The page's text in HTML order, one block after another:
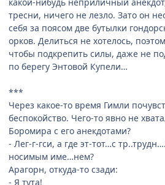
тресни, ничего не лезло. Зато он
себя за поясом две бутылки
орков. Делиться не хотелось,
чтобы подкрепить силы, даже не
по берегу Энтовой Купели…
***
Через какое-то время Гимли
беспокойство. Чего-то явно не
Боромира с его анекдотами?
- Лег-г-гси, а где эт-тот…с
носимым име…нем?
Арагорн, откуда-то сзади:
- Я тута!